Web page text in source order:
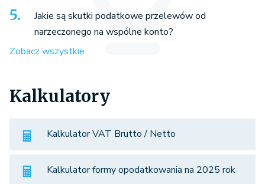
Jakie są skutki podatkowe przelewów od
narzeczonego na wspólne konto?
Zobacz wszystkie
Kalkulatory
Kalkulator VAT Brutto / Netto
Kalkulator formy opodatkowania na 2025 rok